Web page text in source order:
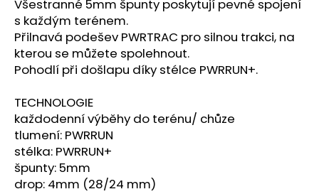
Všestranné 5mm špunty poskytují pevné spojení
s každým terénem.
Přilnavá podešev PWRTRAC pro silnou trakci, na
kterou se můžete spolehnout.
Pohodlí při došlapu díky stélce PWRRUN+.
TECHNOLOGIE
každodenní výběhy do terénu/ chůze
tlumení: PWRRUN
stélka: PWRRUN+
špunty: 5mm
drop: 4mm (28/24 mm)
D
o
p
r
u
č
u
j
e